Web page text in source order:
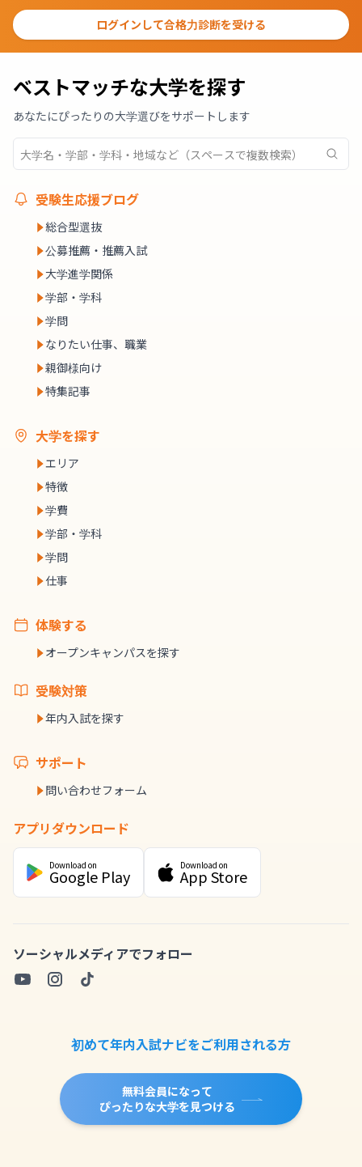
ログインして合格力診断を受ける
ベストマッチな大学を探す
あなたにぴったりの大学選びをサポートします
受験生応援ブログ
総合型選抜
公募推薦・推薦入試
大学進学関係
学部・学科
学問
なりたい仕事、職業
親御様向け
特集記事
大学を探す
エリア
特徴
学費
学部・学科
学問
仕事
体験する
オープンキャンパスを探す
受験対策
年内入試を探す
サポート
問い合わせフォーム
アプリダウンロード
Download on
Google Play
Download on
App Store
ソーシャルメディアでフォロー
初めて年内入試ナビをご利用される方
無料会員になって
ぴったりな大学を見つける